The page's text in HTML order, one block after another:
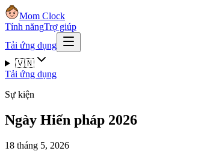
Mom Clock
Tính năngTrợ giúp
Tải ứng dụng
🇻🇳
Tải ứng dụng
Sự kiện
Ngày Hiến pháp 2026
18 tháng 5, 2026